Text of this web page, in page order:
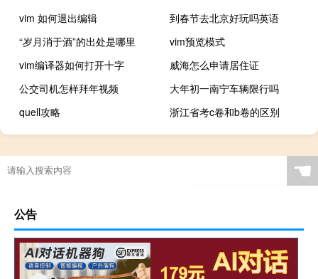
vim 如何退出编辑
到春节去北京好玩吗英语
“岁月消于酒”的出处是哪里
vim预览模式
vim编译器如何打开十字
威海怎么申请居住证
公交司机怎样拜年视频
大年初一南宁车辆限行吗
quell攻略
浙江省考c卷和b卷的区别
☚
公告